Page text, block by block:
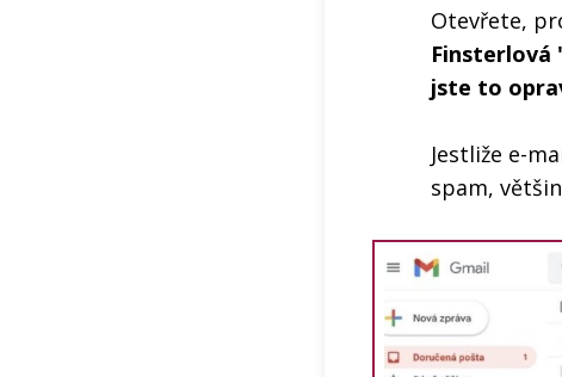
Otevřete,
Finsterlová
jste to
Jestliže e-
spam,